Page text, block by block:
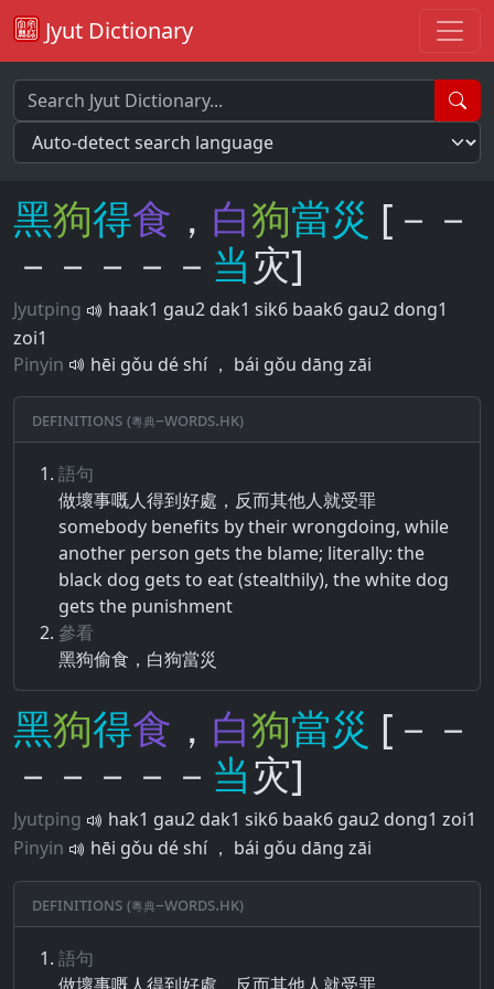
Jyut Dictionary
黑狗得食 ， 白狗當災 [－－
－－－－－ 当灾]
Jyutping
haak1 gau2 dak1 sik6 baak6 gau2 dong1
zoi1
Pinyin
hēi gǒu dé shí ， bái gǒu dāng zāi
Definitions (粵典–words.hk)
語句
做壞​事​嘅​人​得到​好處​，​反而​其他人​就​受罪
somebody benefits by their wrongdoing, while
another person gets the blame; literally: the
black dog gets to eat (stealthily), the white dog
gets the punishment
參看
黑狗偷食，白狗當災
黑狗得食 ， 白狗當災 [－－
－－－－－ 当灾]
Jyutping
hak1 gau2 dak1 sik6 baak6 gau2 dong1 zoi1
Pinyin
hēi gǒu dé shí ， bái gǒu dāng zāi
Definitions (粵典–words.hk)
語句